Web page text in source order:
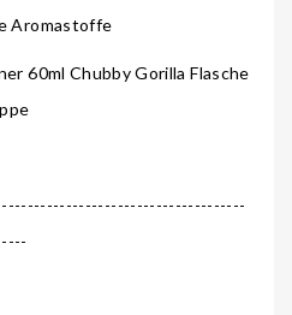
Aromastoffe
60ml Chubby Gorilla Flasche